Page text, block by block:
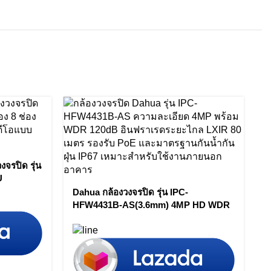
จรปิด รุ่น
Dahua กล้องวงจรปิด รุ่น IPC-
HFW4431B-AS(3.6mm) 4MP HD WDR
Group